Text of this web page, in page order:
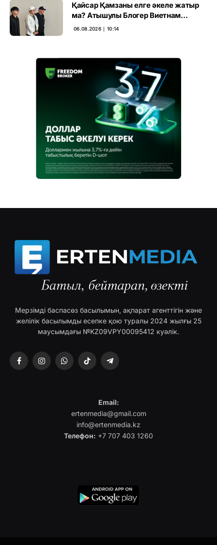
Қайсар Қамзаны елге әкеле жатыр
ма? Атышулы Блогер Виетнам
әуежайында көзге түсті
06.08.2026 ∣ 10:14
Мерзімді баспасөз басылымын, ақпарат агенттігін және
желілік басылымды есепке қою туралы 2024 жылғы 25
маусымдағы №KZ09VPY00095412 куәлік.
FacebookInstagramWhatsAppTikTok Telegram
Email:
ertenmedia@gmail.com
info@ertenmedia.kz
Телефон: +7 707 403 1260